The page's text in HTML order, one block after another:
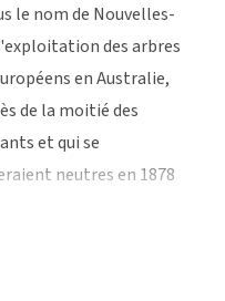
le nom de Nouvelles-
des arbres
en Australie,
de la moitié des
et qui se
neutres en 1878
et des systèmes